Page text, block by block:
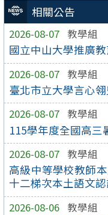
相關公告
2026-08-07 教學組
國立中山大學推廣
2026-08-07 教學組
臺北市立大學言心
2026-08-07 教學組
115學年度全國高三
2026-08-07 教學組
高級中等學校教師
十二梯次本土語文
2026-08-06 教學組